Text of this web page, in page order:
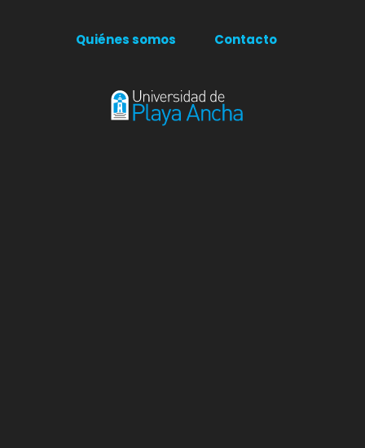
Quiénes somos Contacto